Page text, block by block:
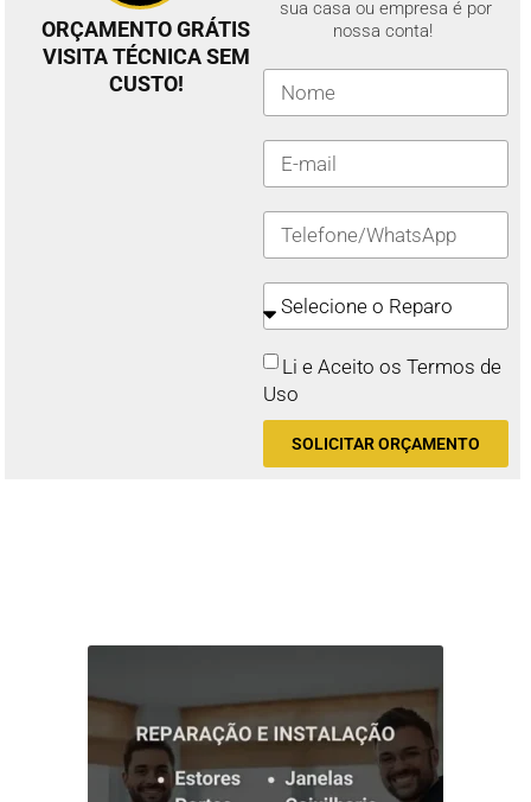
ORÇAMENTO GRÁTIS
VISITA TÉCNICA SEM
CUSTO!
sua casa ou empresa é por
nossa conta!
Li e Aceito os Termos de
Uso
SOLICITAR ORÇAMENTO